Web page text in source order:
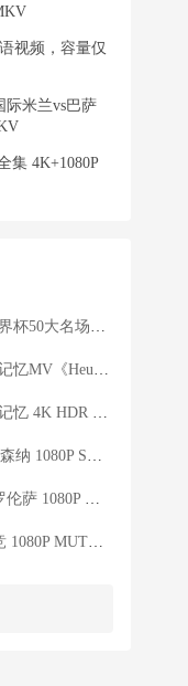
视频，容量仅
际米兰vs巴萨
集 4K+1080P
国语 CCTV5 HD 6
》 4K HDR 2160P 德
语 FOX HD 373M M
英语 4.3G TS
TV 西语 7.1G
英语 7.4G TS